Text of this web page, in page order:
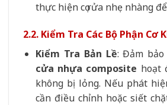
thực hiện cọ rửa nhẹ nhàng
2.2. Kiểm Tra Các Bộ Phận Cơ
Kiểm Tra Bản Lề: Đảm
cửa nhựa composite hoạt
không bị lỏng. Nếu phát
cần điều chỉnh hoặc siết